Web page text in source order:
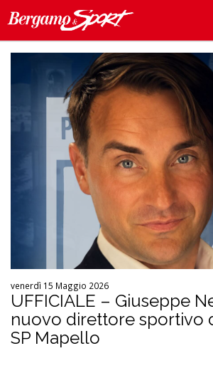
venerdì 15 Maggio 2026
UFFICIALE – Giuseppe
nuovo direttore sportivo
SP Mapello